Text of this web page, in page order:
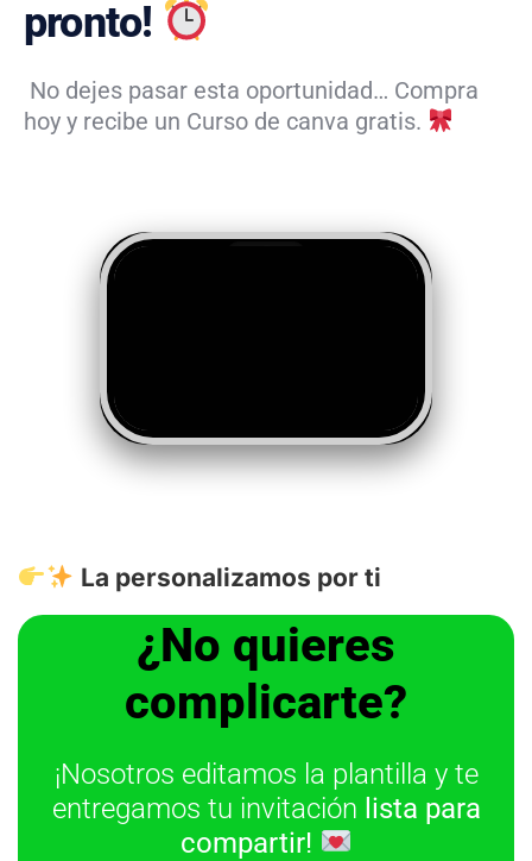
pronto!
No dejes pasar esta oportunidad… Compra
hoy y recibe un Curso de canva gratis.
La personalizamos por ti
¿No quieres
complicarte?
¡Nosotros editamos la plantilla y te
entregamos tu invitación lista para
compartir!